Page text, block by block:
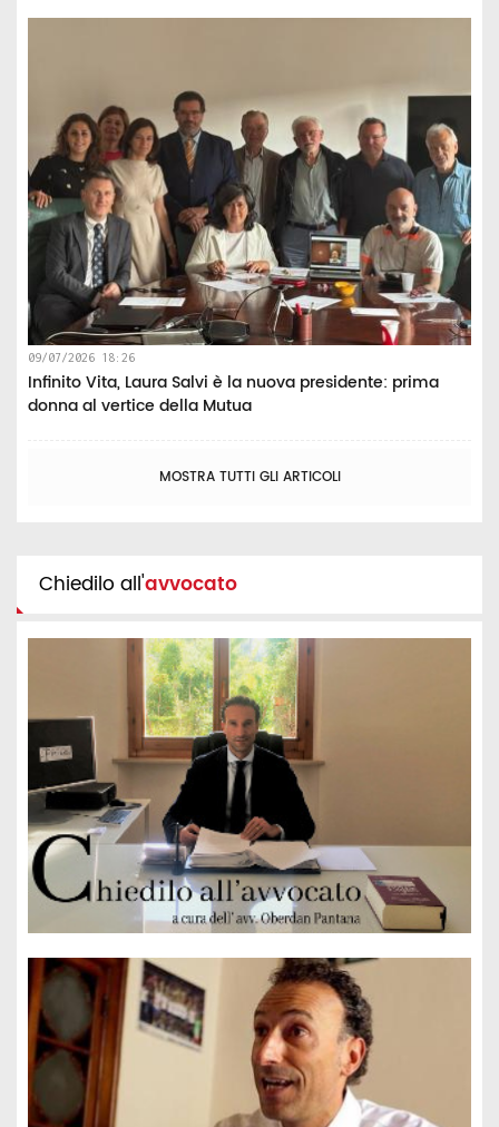
09/07/2026 18:26
Infinito Vita, Laura Salvi è la nuova presidente: prima
donna al vertice della Mutua
MOSTRA TUTTI GLI ARTICOLI
Chiedilo all'avvocato